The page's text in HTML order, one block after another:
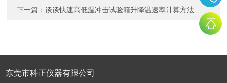
下一篇：谈谈快速高低温冲击试验箱升降温速率计算方法
东莞市科正仪器有限公司